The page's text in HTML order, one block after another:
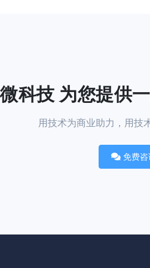
科技 为您提供
用技术为商业助力，用技
免费咨